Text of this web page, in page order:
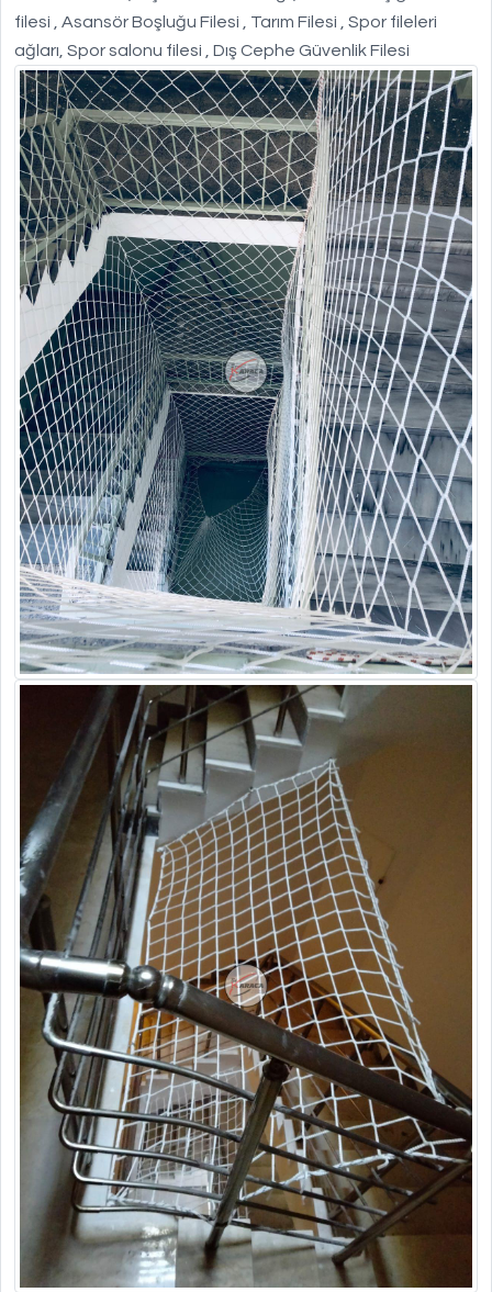
filesi , Asansör Boşluğu Filesi , Tarım Filesi , Spor fileleri
ağları, Spor salonu filesi , Dış Cephe Güvenlik Filesi